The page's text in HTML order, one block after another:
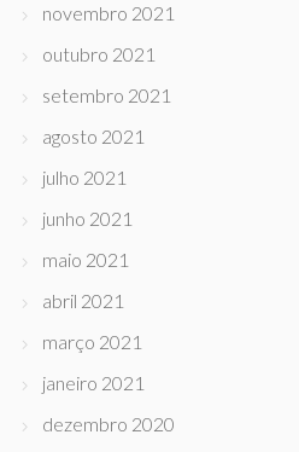
novembro 2021
outubro 2021
setembro 2021
agosto 2021
julho 2021
junho 2021
maio 2021
abril 2021
março 2021
janeiro 2021
dezembro 2020